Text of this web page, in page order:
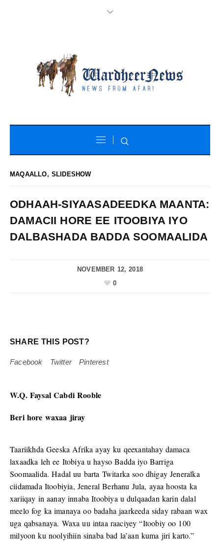
MAQAALLO, SLIDESHOW
ODHAAH-SIYAASADEEDKA MAANTA:
DAMACII HORE EE ITOOBIYA IYO
DALBASHADA BADDA SOOMAALIDA
NOVEMBER 12, 2018
0
SHARE THIS POST?
Facebook Twitter Pinterest
W.Q. Faysal Cabdi Rooble
Beri hore waxaa jiray
Taariikhda Geeska Afrika ayay ku qeexantahay damaca
laxaadka leh ee Itobiya u hayso Badda iyo Barriga
Soomaalida. Hadal uu barta Twitarka soo dhigay Jeneralka
ciidamada Itoobiyia, Jeneral Berhanu Jula, ayaa hoosta ka
xariiqay in aanay innaba Itoobiya u dulqaadan karin dalal
meelo fog ka imanaya oo badaha jaarkeeda siday rabaan wax
uga qabsanaya. Waxa uu intaa raaciyey “Itoobiy oo 100
milyoon ku noolyihiin sinaba bad la’aan kuma jiri karto.”